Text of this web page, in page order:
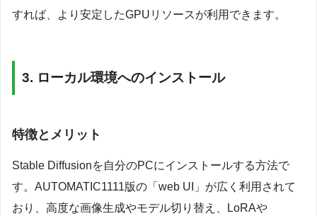
すれば、より安定したGPUリソースが利用できます。
3. ローカル環境へのインストール
特徴とメリット
Stable Diffusionを自分のPCにインストールする方法で
す。AUTOMATIC1111版の「web UI」が広く利用されて
おり、高度な画像生成やモデル切り替え、LoRAや